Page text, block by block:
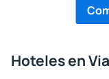
Hoteles en